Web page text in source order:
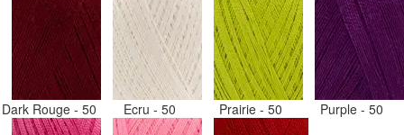
Dark Rouge - 50 Ecru - 50 Prairie - 50 Purple - 50